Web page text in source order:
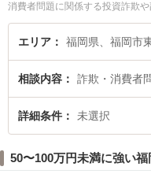
消費者問題に関係する投資詐欺
み検索もでき便利です。特にIK
の馬場 俊介弁護士、香椎照葉法
い』『50〜100万円未満の詐欺
を検索したい』『初回相談無料
る福岡市東区内の弁護士に相談
エリア 福岡県、福岡市
相談内容 詐欺・消費者
詳細条件 未選択
50〜100万円未満に強い